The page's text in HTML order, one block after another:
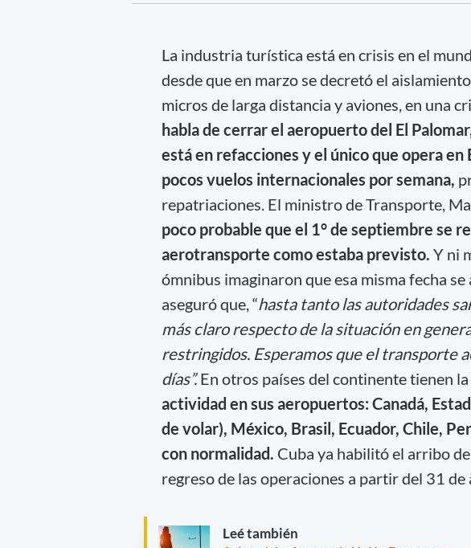
La industria turística está en crisis en el
desde que en marzo se decretó el
micros de larga distancia y aviones, en una
habla de cerrar el aeropuerto del El
está en refacciones y el único que opera en
pocos vuelos internacionales por semana,
repatriaciones. El ministro de Transporte,
poco probable que el 1° de septiembre se
aerotransporte como estaba previsto. Y ni
ómnibus imaginaron que esa misma fecha
aseguró que, “hasta tanto las autoridades
más claro respecto de la situación en
restringidos. Esperamos que el transporte
días”.En otros países del continente tienen
actividad en sus aeropuertos: Canadá,
de volar), México, Brasil, Ecuador, Chile,
con normalidad. Cuba ya habilitó el arribo
regreso de las operaciones a partir del 31 de
Leé también